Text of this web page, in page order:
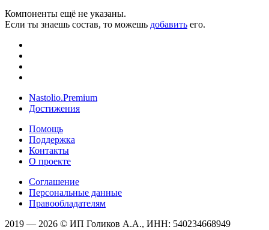
Компоненты ещё не указаны.
Если ты знаешь состав, то можешь добавить его.
Nastolio.Premium
Достижения
Помощь
Поддержка
Контакты
О проекте
Соглашение
Персональные данные
Правообладателям
2019 — 2026 © ИП Голиков А.А., ИНН: 540234668949